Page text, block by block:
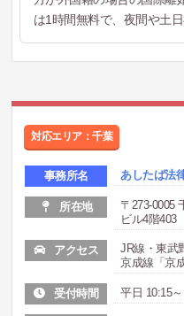
は1時間無料で、夜間や土
対応エリア：千葉
事務所名 あしたば法
所在地
〒273-0005
ビル4階403
アクセス
JR線・東武
京成線「京
受付時間 平日 10:15